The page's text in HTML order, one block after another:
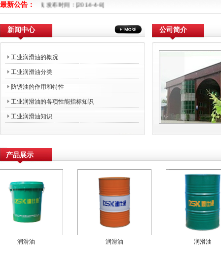
最新公告：
站正式上线 发布时间：[2014-4-8]
新闻中心
工业润滑油的概况
工业润滑油分类
防锈油的作用和特性
工业润滑油的各项性能指标知识
工业润滑油知识
公司简介
产品展示
润滑油 润滑油 润滑油